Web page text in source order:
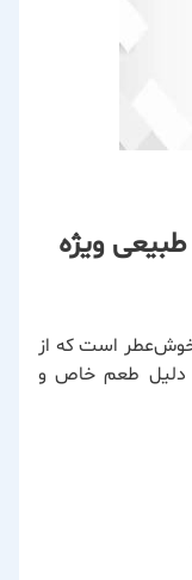
ویژه
است که از
دلیل طعم خاص و